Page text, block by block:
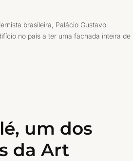
brasileira, Palácio Gustavo
no país a ter uma fachada inteira de
um dos
da Art